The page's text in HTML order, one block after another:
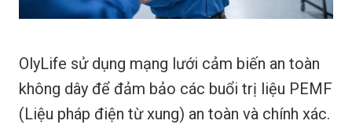
OlyLife sử dụng mạng lưới cảm biến an toàn
không dây để đảm bảo các buổi trị liệu PEMF
(Liệu pháp điện từ xung) an toàn và chính xác.